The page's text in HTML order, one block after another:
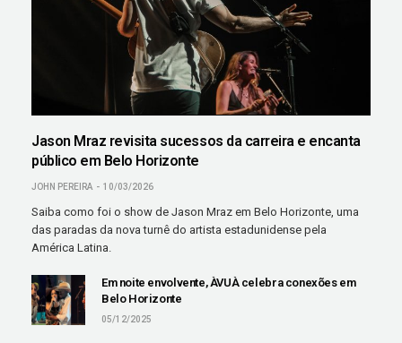
Jason Mraz revisita sucessos da carreira e encanta
público em Belo Horizonte
JOHN PEREIRA 10/03/2026
Saiba como foi o show de Jason Mraz em Belo Horizonte, uma
das paradas da nova turnê do artista estadunidense pela
América Latina.
Em noite envolvente, ÀVUÀ celebra conexões em
Belo Horizonte
05/12/2025